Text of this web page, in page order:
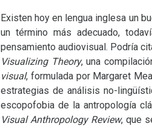
Existen hoy en lengua inglesa un
un término más adecuado,
pensamiento audiovisual. Podría
Visualizing Theory, una
visual, formulada por Margaret
estrategias de análisis no-
escopofobia de la antropología
Visual Anthropology Review, que